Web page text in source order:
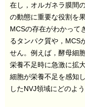
在し，オルガネラ膜間
の動態に重要な役割を
MCSの存在がわかって
るタンパク質や， MCS
せん。例えば，酵母細
栄養不足時に急激に拡
細胞が栄養不足を感知
したNVJ領域にどのよ